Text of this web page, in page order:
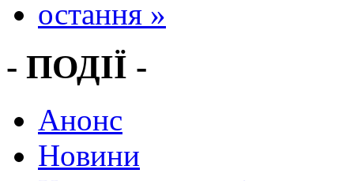
остання »
- ПОДІЇ -
Анонс
Новини